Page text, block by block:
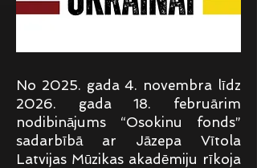
No 2025. gada 4. novembra līdz
2026. gada 18. februārim
nodibinājums “Osokinu fonds”
sadarbībā ar Jāzepa Vītola
Latvijas Mūzikas akadēmiju rīkoja